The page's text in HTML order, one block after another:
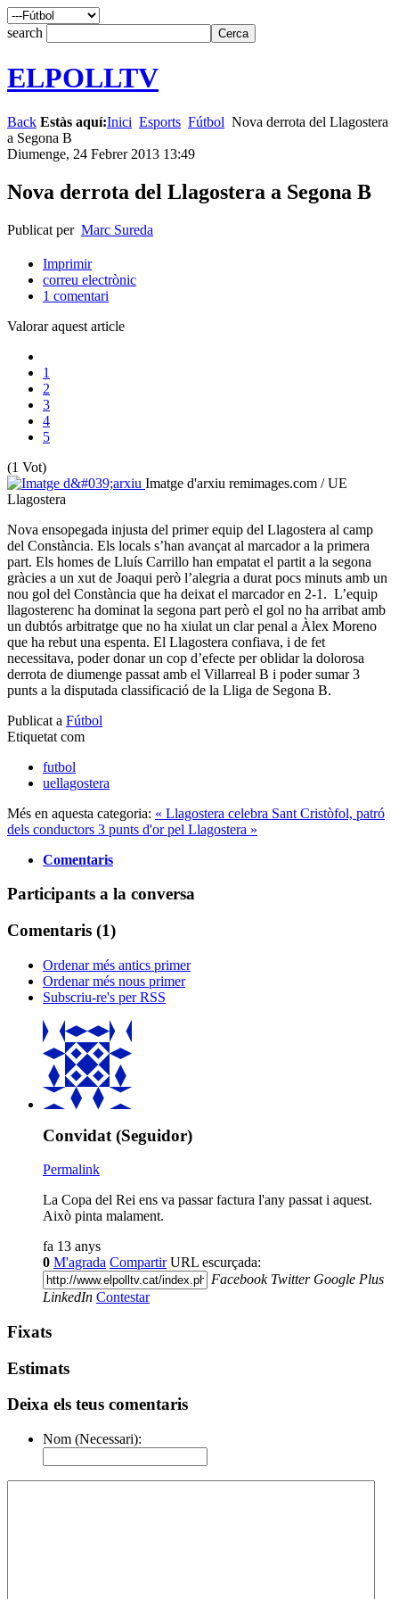
search
ELPOLLTV
Back Estàs aquí:Inici Esports Fútbol Nova derrota del Llagostera
a Segona B
Diumenge, 24 Febrer 2013 13:49
Nova derrota del Llagostera a Segona B
Publicat per Marc Sureda
Imprimir
correu electrònic
1 comentari
Valorar aquest article
1
2
3
4
5
(1 Vot)
Imatge d'arxiu remimages.com / UE
Llagostera
Nova ensopegada injusta del primer equip del Llagostera al camp
del Constància. Els locals s’han avançat al marcador a la primera
part. Els homes de Lluís Carrillo han empatat el partit a la segona
gràcies a un xut de Joaqui però l’alegria a durat pocs minuts amb un
nou gol del Constància que ha deixat el marcador en 2-1. L’equip
llagosterenc ha dominat la segona part però el gol no ha arribat amb
un dubtós arbitratge que no ha xiulat un clar penal a Àlex Moreno
que ha rebut una espenta. El Llagostera confiava, i de fet
necessitava, poder donar un cop d’efecte per oblidar la dolorosa
derrota de diumenge passat amb el Villarreal B i poder sumar 3
punts a la disputada classificació de la Lliga de Segona B.
Publicat a Fútbol
Etiquetat com
futbol
uellagostera
Més en aquesta categoria: « Llagostera celebra Sant Cristòfol, patró
dels conductors 3 punts d'or pel Llagostera »
Comentaris
Participants a la conversa
Comentaris (1)
Ordenar més antics primer
Ordenar més nous primer
Subscriu-re's per RSS
Convidat (Seguidor)
Permalink
La Copa del Rei ens va passar factura l'any passat i aquest.
Això pinta malament.
fa 13 anys
0 M'agrada Compartir URL escurçada:
Facebook Twitter Google Plus
LinkedIn Contestar
Fixats
Estimats
Deixa els teus comentaris
Nom (Necessari):